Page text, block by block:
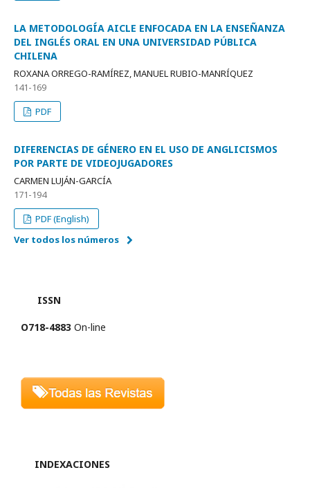
LA METODOLOGÍA AICLE ENFOCADA EN LA ENSEÑANZA
DEL INGLÉS ORAL EN UNA UNIVERSIDAD PÚBLICA
CHILENA
ROXANA ORREGO-RAMÍREZ, MANUEL RUBIO-MANRÍQUEZ
141-169
PDF
DIFERENCIAS DE GÉNERO EN EL USO DE ANGLICISMOS
POR PARTE DE VIDEOJUGADORES
CARMEN LUJÁN-GARCÍA
171-194
PDF (English)
Ver todos los números
ISSN
O718-4883 On-line
INDEXACIONES